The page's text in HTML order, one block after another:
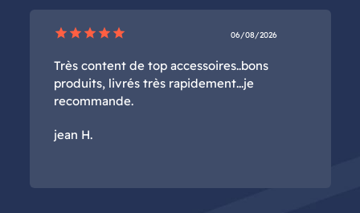
star star star star star 06/08/2026
Très content de top accessoires..bons
produits, livrés très rapidement...je
recommande.
jean H.